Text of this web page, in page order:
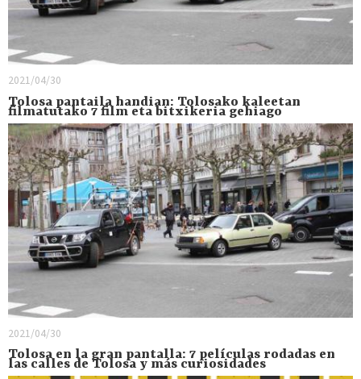
2021/04/30
Tolosa pantaila handian: Tolosako kaleetan
filmatutako 7 film eta bitxikeria gehiago
2021/04/30
Tolosa en la gran pantalla: 7 películas rodadas en
las calles de Tolosa y más curiosidades